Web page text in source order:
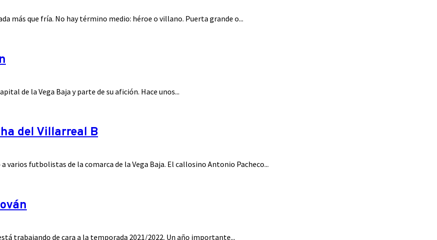
más que fría. No hay término medio: héroe o villano. Puerta grande o...
de la Vega Baja y parte de su afición. Hace unos...
del Villarreal B
futbolistas de la comarca de la Vega Baja. El callosino Antonio Pacheco...
trabajando de cara a la temporada 2021/2022. Un año importante...